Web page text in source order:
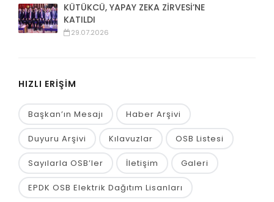
KÜTÜKCÜ, YAPAY ZEKA ZİRVESİ’NE
KATILDI
29.07.2026
HIZLI ERİŞİM
Başkan’ın Mesajı Haber Arşivi
Duyuru Arşivi Kılavuzlar OSB Listesi
Sayılarla OSB’ler İletişim Galeri
EPDK OSB Elektrik Dağıtım Lisanları